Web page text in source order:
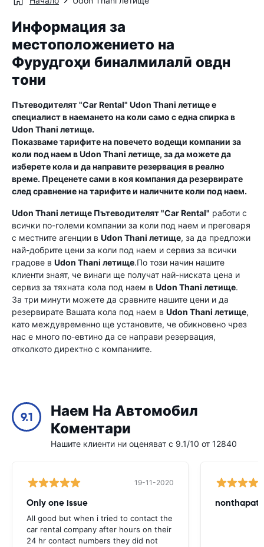
Информация за
местоположението на
Фурудгоҳи бин‌алмилалӣ овдн
тони
Пътеводителят "Car Rental" Udon Thani летищее
специалист в наемането на коли само с една спирка в
Udon Thani летище.
Показваме тарифите на повечето водещи компании за
коли под наем вUdon Thani летище, за да можете да
изберете кола и да направите резервация в реално
време. Преценете сами в коя компания да резервирате
след сравнение на тарифите и наличните коли под наем.
Udon Thani летище Пътеводителят "Car Rental" работи с
всички по-големи компании за коли под наем и преговаря
с местните агенции в Udon Thani летище, за да предложи
най-добрите цени за коли под наем и сервиз за всички
градове в Udon Thani летище.По този начин нашите
клиенти знаят, че винаги ще получат най-ниската цена и
сервиз за тяхната кола под наем в Udon Thani летище.
За три минути можете да сравните нашите цени и да
резервирате Вашата кола под наем в Udon Thani летище,
като междувременно ще установите, че обикновено чрез
нас е много по-евтино да се направи резервация,
отколкото директно с компаниите.
9.1
Наем На Автомобил
Коментари
Нашите клиенти ни оценяват с 9.1/10 от 12840
19-11-2020
Only one issue
All good but when i tried to contact the
car rental company after hours on their
24 hr contact numbers they did not
nonthapat